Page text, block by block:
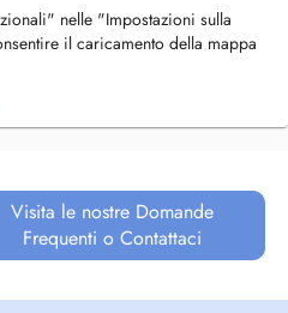
nelle "Impostazioni sulla
il caricamento della mappa
Visita le nostre Domande
Frequenti o Contattaci